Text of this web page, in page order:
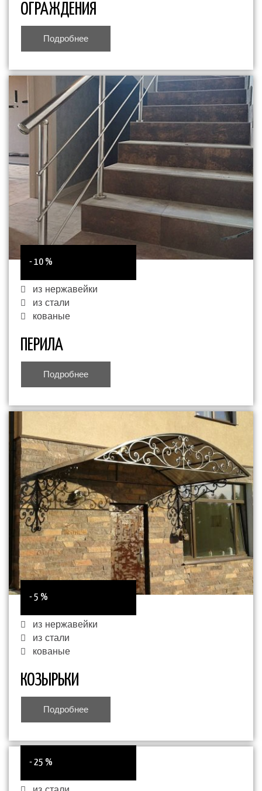
ОГРАЖДЕНИЯ
Подробнее
- 10 %
из нержавейки
из стали
кованые
ПЕРИЛА
Подробнее
- 5 %
из нержавейки
из стали
кованые
КОЗЫРЬКИ
Подробнее
- 25 %